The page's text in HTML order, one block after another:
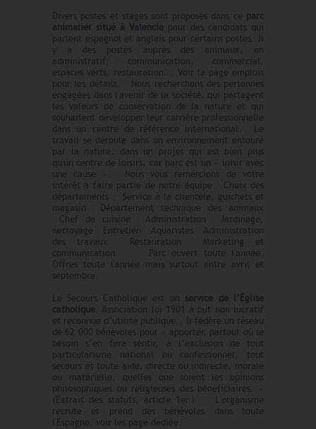
Divers postes et stages sont proposés dans ce parc
animalier situé à Valencia pour des candidats qui
parlent espagnol et anglais pour certains postes. Il
y a des postes auprès des animaux, en
administratif; communication, commercial,
espaces verts, restauration... Voir la page emplois
pour les détails. Nous recherchons des personnes
engagées dans l'avenir de la société, qui partagent
les valeurs de conservation de la nature et qui
souhaitent développer leur carrière professionnelle
dans un centre de référence international. Le
travail se déroule dans un environnement entouré
par la nature, dans un projet qui est bien plus
qu'un centre de loisirs, car parc est un « loisir avec
une cause ». Nous vous remercions de votre
intérêt à faire partie de notre équipe. Choix des
départements : Service à la clientèle, guichets et
magasin Département technique des animaux
Chef de cuisine Administration Jardinage,
nettoyage Entretien Aquaristes Administration
des travaux Restauration Marketing et
communication. Parc ouvert toute l'année.
Offres toute l'année mais surtout entre avril et
septembre.
Le Secours Catholique est un service de l’Église
catholique. Association loi 1901 à but non lucratif
et reconnue d’utilité publique.. Il fédère un réseau
de 62 000 bénévoles pour « apporter, partout où le
besoin s’en fera sentir, à l’exclusion de tout
particularisme national ou confessionnel, tout
secours et toute aide, directe ou indirecte, morale
ou matérielle, quelles que soient les opinions
philosophiques ou religieuses des bénéficiaires. »
(Extrait des statuts, article 1er.) L'organisme
recrute et prend des bénévoles dans toute
l'Espagne, voir les page dédiée.